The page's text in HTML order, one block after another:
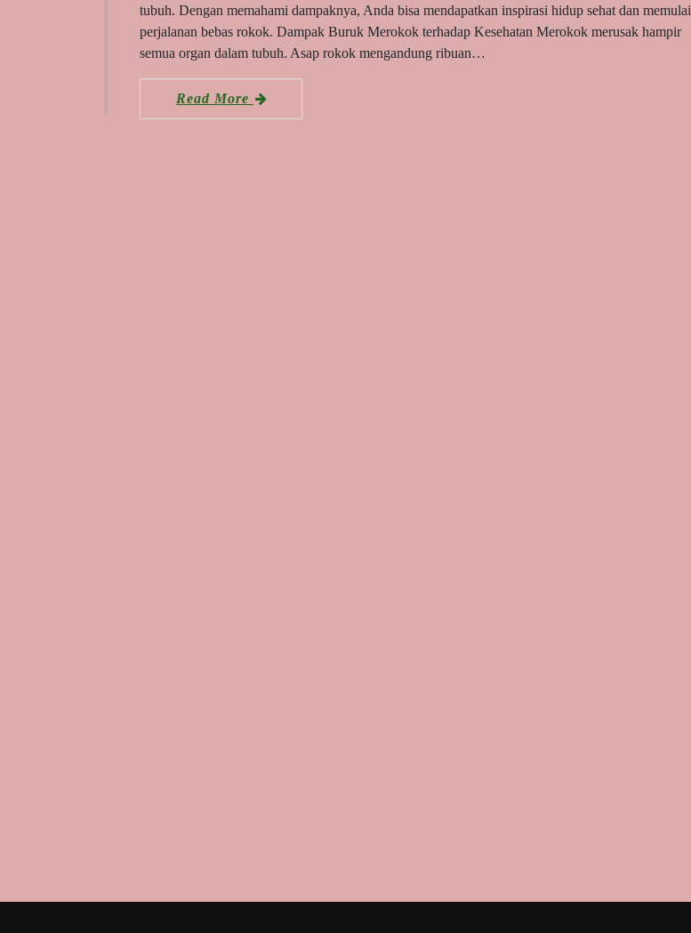
tubuh. Dengan memahami dampaknya, Anda bisa mendapatkan inspirasi hidup sehat dan memulai
perjalanan bebas rokok. Dampak Buruk Merokok terhadap Kesehatan Merokok merusak hampir
semua organ dalam tubuh. Asap rokok mengandung ribuan…
Read More